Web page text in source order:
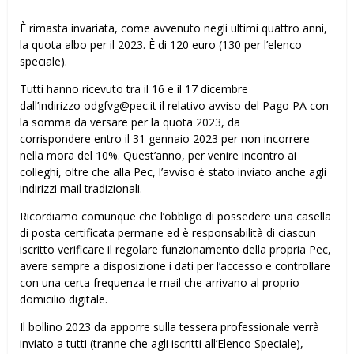
È rimasta invariata, come avvenuto negli ultimi quattro anni,
la quota albo per il 2023. È di 120 euro (130 per l’elenco
speciale).
Tutti hanno ricevuto tra il 16 e il 17 dicembre
dall’indirizzo odgfvg@pec.it il relativo avviso del Pago PA con
la somma da versare per la quota 2023, da
corrispondere entro il 31 gennaio 2023 per non incorrere
nella mora del 10%. Quest’anno, per venire incontro ai
colleghi, oltre che alla Pec, l’avviso è stato inviato anche agli
indirizzi mail tradizionali.
Ricordiamo comunque che l’obbligo di possedere una casella
di posta certificata permane ed è responsabilità di ciascun
iscritto verificare il regolare funzionamento della propria Pec,
avere sempre a disposizione i dati per l’accesso e controllare
con una certa frequenza le mail che arrivano al proprio
domicilio digitale.
Il bollino 2023 da apporre sulla tessera professionale verrà
inviato a tutti (tranne che agli iscritti all’Elenco Speciale),